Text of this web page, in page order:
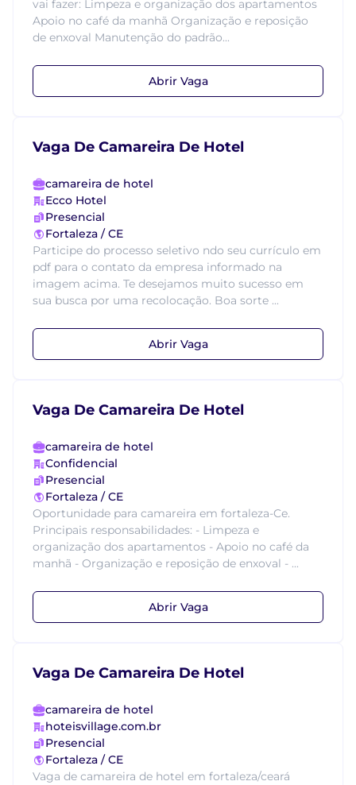
vai fazer: Limpeza e organização dos apartamentos
Apoio no café da manhã Organização e reposição
de enxoval Manutenção do padrão...
Abrir Vaga
Vaga De Camareira De Hotel
camareira de hotel
Ecco Hotel
Presencial
Fortaleza / CE
Participe do processo seletivo ndo seu currículo em
pdf para o contato da empresa informado na
imagem acima. Te desejamos muito sucesso em
sua busca por uma recolocação. Boa sorte ...
Abrir Vaga
Vaga De Camareira De Hotel
camareira de hotel
Confidencial
Presencial
Fortaleza / CE
Oportunidade para camareira em fortaleza-Ce.
Principais responsabilidades: - Limpeza e
organização dos apartamentos - Apoio no café da
manhã - Organização e reposição de enxoval - ...
Abrir Vaga
Vaga De Camareira De Hotel
camareira de hotel
hoteisvillage.com.br
Presencial
Fortaleza / CE
Vaga de camareira de hotel em fortaleza/ceará